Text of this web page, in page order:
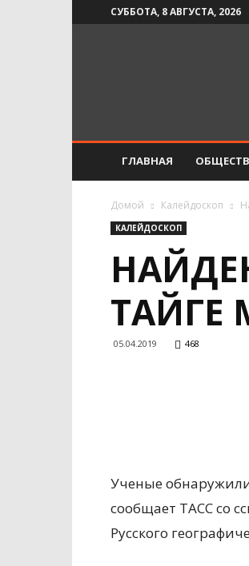
СУББОТА, 8 АВГУСТА, 2026
ГЛАВНАЯ
Домой Калейдоскоп
КАЛЕЙДОСКОП
ТАЙГЕ
05.04.2019 468
Ученые
сообщает ТАСС со
Русского